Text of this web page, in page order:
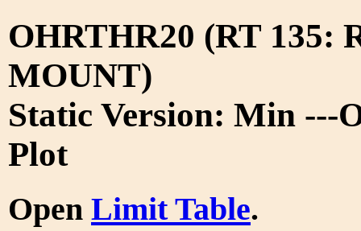
OHRTHR20 (RT 135:
MOUNT)
Static Version: Min ---
Plot
Open Limit Table.